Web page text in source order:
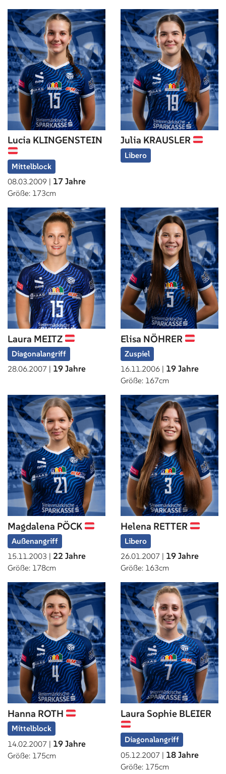
Lucia KLINGENSTEIN
Mittelblock
08.03.2009 | 17 Jahre
Größe: 173cm
Julia KRAUSLER
Libero
Laura MEITZ
Diagonalangriff
28.06.2007 | 19 Jahre
Elisa NÖHRER
Zuspiel
16.11.2006 | 19 Jahre
Größe: 167cm
Magdalena PÖCK
Außenangriff
15.11.2003 | 22 Jahre
Größe: 178cm
Helena RETTER
Libero
26.01.2007 | 19 Jahre
Größe: 163cm
Hanna ROTH
Mittelblock
14.02.2007 | 19 Jahre
Größe: 175cm
Laura Sophie BLEIER
Diagonalangriff
05.12.2007 | 18 Jahre
Größe: 175cm